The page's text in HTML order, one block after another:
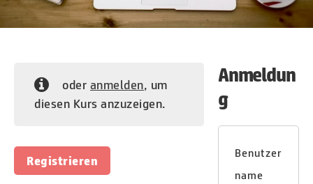
oder anmelden, um
diesen Kurs anzuzeigen.
Registrieren
Anmeldun
g
Benutzer
name